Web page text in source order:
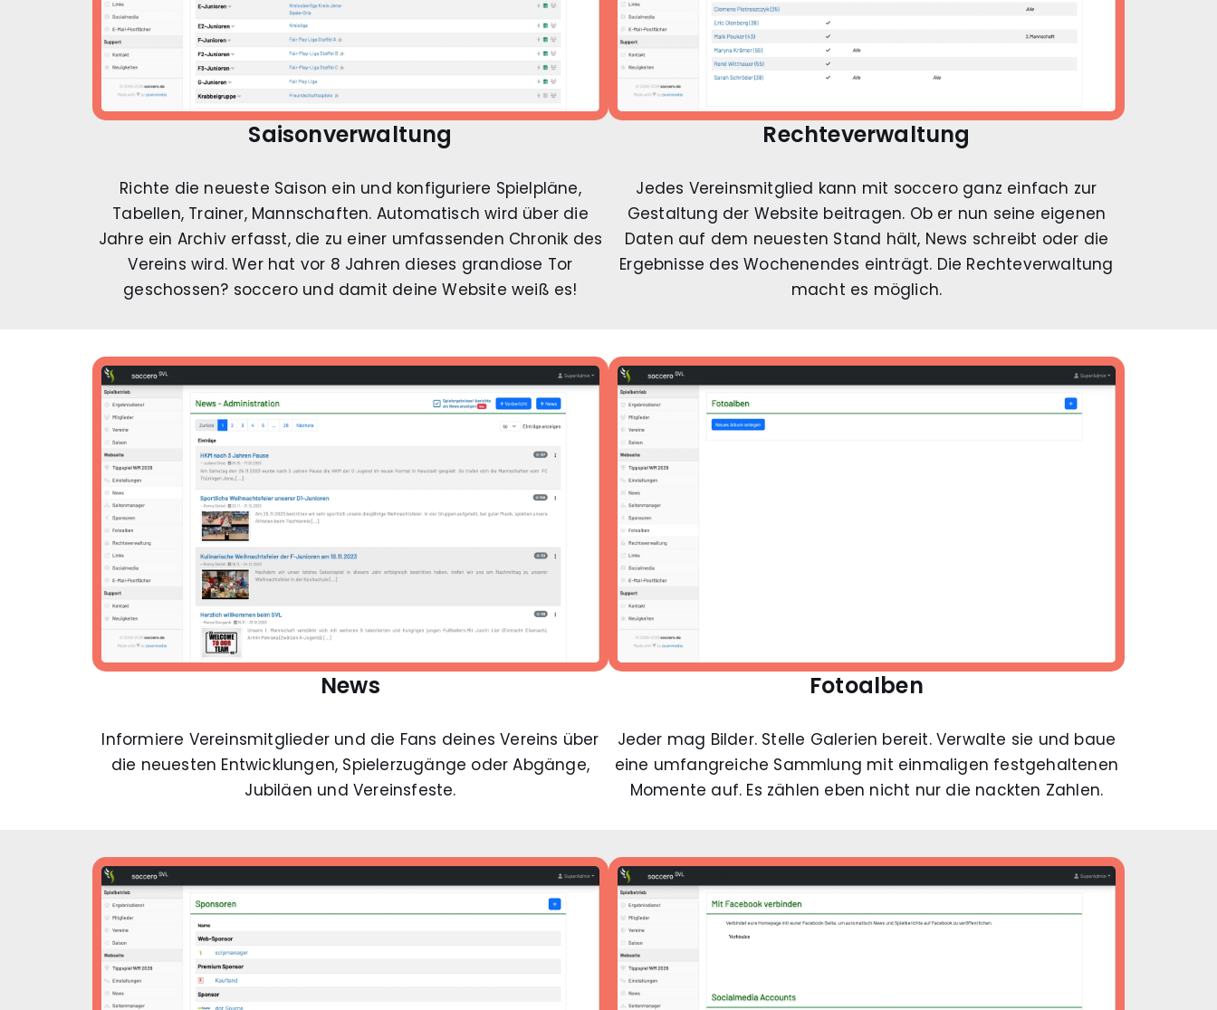
Saisonverwaltung
Richte die neueste Saison ein und konfiguriere Spielpläne,
Tabellen, Trainer, Mannschaften. Automatisch wird über die
Jahre ein Archiv erfasst, die zu einer umfassenden Chronik des
Vereins wird. Wer hat vor 8 Jahren dieses grandiose Tor
geschossen? soccero und damit deine Website weiß es!
Rechteverwaltung
Jedes Vereinsmitglied kann mit soccero ganz einfach zur
Gestaltung der Website beitragen. Ob er nun seine eigenen
Daten auf dem neuesten Stand hält, News schreibt oder die
Ergebnisse des Wochenendes einträgt. Die Rechteverwaltung
macht es möglich.
News
Informiere Vereinsmitglieder und die Fans deines Vereins über
die neuesten Entwicklungen, Spielerzugänge oder Abgänge,
Jubiläen und Vereinsfeste.
Fotoalben
Jeder mag Bilder. Stelle Galerien bereit. Verwalte sie und baue
eine umfangreiche Sammlung mit einmaligen festgehaltenen
Momente auf. Es zählen eben nicht nur die nackten Zahlen.